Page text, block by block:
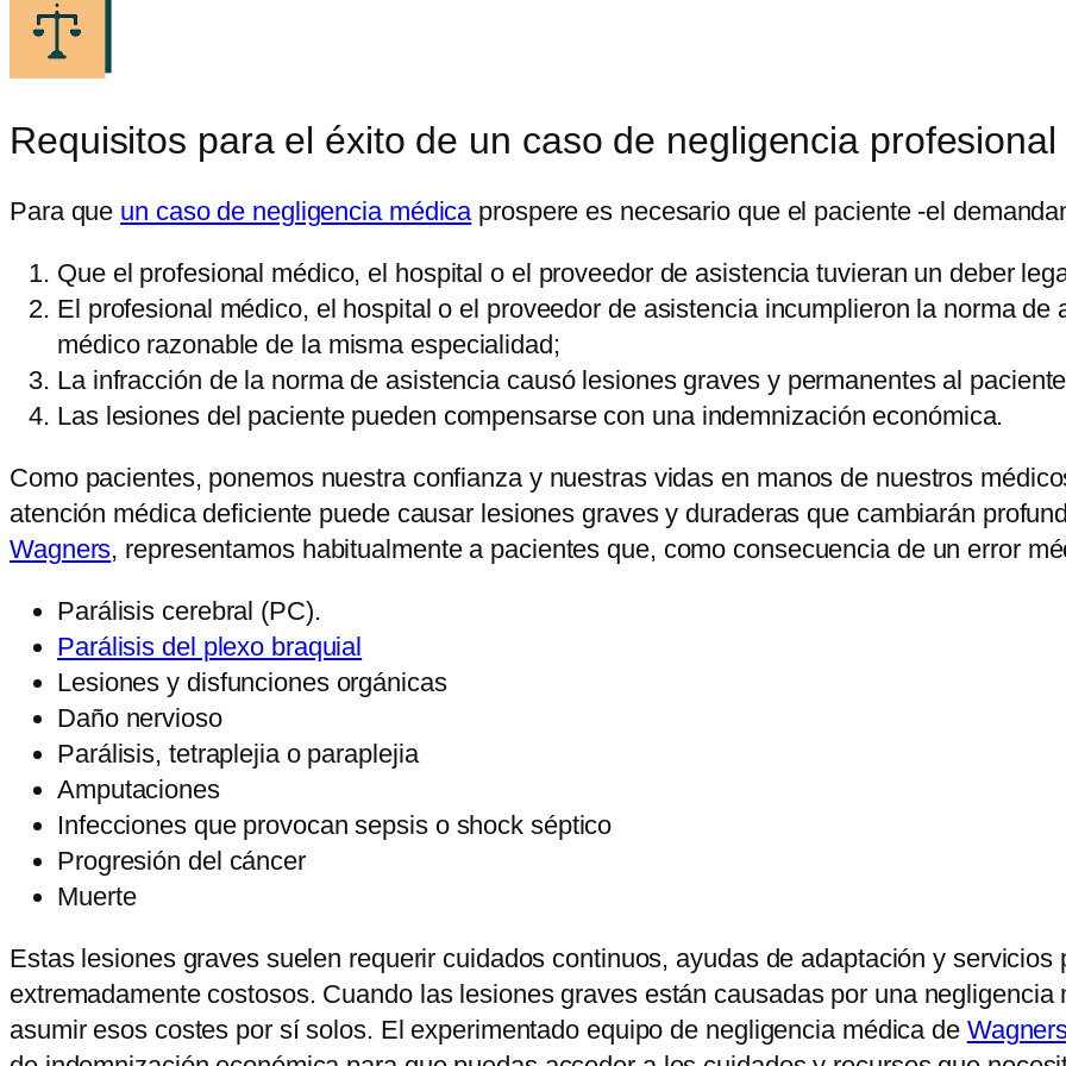
Requisitos para el éxito de un caso de negligencia profesional
Para que un caso de negligencia médica prospere es necesario que el paciente -el
Que el profesional médico, el hospital o el proveedor de asistencia tuvieran un deber
El profesional médico, el hospital o el proveedor de asistencia incumplieron la norma
médico razonable de la misma especialidad;
La infracción de la norma de asistencia causó lesiones graves y permanentes al
Las lesiones del paciente pueden compensarse con una indemnización económica.
Como pacientes, ponemos nuestra confianza y nuestras vidas en manos de nuestros
atención médica deficiente puede causar lesiones graves y duraderas que cambiarán
Wagners, representamos habitualmente a pacientes que, como consecuencia de un error
Parálisis cerebral (PC).
Parálisis del plexo braquial
Lesiones y disfunciones orgánicas
Daño nervioso
Parálisis, tetraplejia o paraplejia
Amputaciones
Infecciones que provocan sepsis o shock séptico
Progresión del cáncer
Muerte
Estas lesiones graves suelen requerir cuidados continuos, ayudas de adaptación y
extremadamente costosos. Cuando las lesiones graves están causadas por una
asumir esos costes por sí solos. El experimentado equipo de negligencia médica de